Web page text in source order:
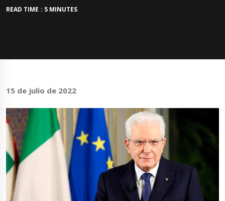
READ TIME : 5 MINUTES
15 de julio de 2022